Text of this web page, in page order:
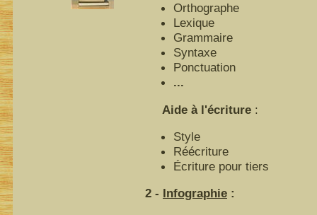
Orthographe
Lexique
Grammaire
Syntaxe
Ponctuation
...
Aide à l'écriture :
Style
Réécriture
Écriture pour tiers
2 - Infographie :